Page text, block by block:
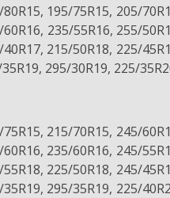
195/75R15, 205/
235/55R16, 255/
215/50R18, 225/
295/30R19, 225/
215/70R15, 245/
235/60R16, 245/
225/50R18, 245/
295/35R19, 225/